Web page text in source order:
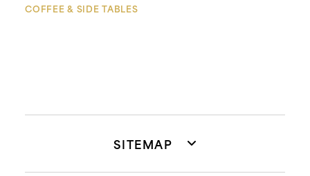
COFFEE & SIDE TABLES
SITEMAP